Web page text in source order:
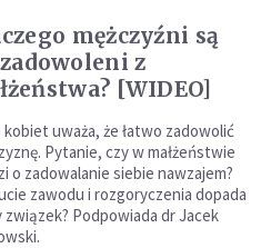
mężczyźni są
z
[WIDEO]
kobiet uważa, że łatwo zadowolić
Pytanie, czy w małżeństwie
o zadowalanie siebie nawzajem?
zawodu i rozgoryczenia dopada
związek? Podpowiada dr Jacek